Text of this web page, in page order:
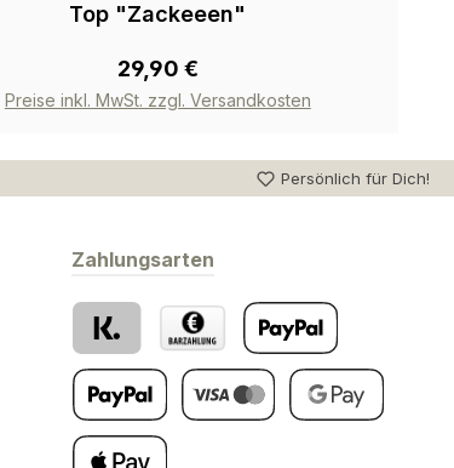
Top "Zackeeen"
29,90 €
Preise inkl. MwSt. zzgl. Versandkosten
Persönlich für Dich!
Zahlungsarten
PayPal
Später Bezahlen
Klarna Barzahlung bei Abholung